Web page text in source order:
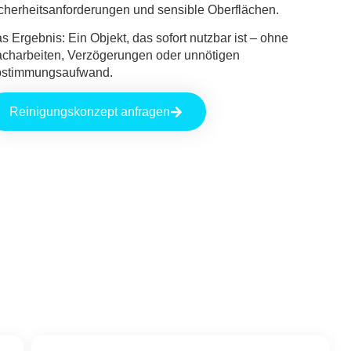
und sensible Oberflächen.
Ergebnis: Ein Objekt, das sofort nutzbar ist – ohne
Verzögerungen oder unnötigen
Reinigungskonzept anfragen